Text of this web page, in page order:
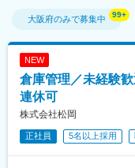
大阪府のみで募集中
NEW
倉庫管理／未経験
連休可
株式会社松岡
正社員 5名以上採用